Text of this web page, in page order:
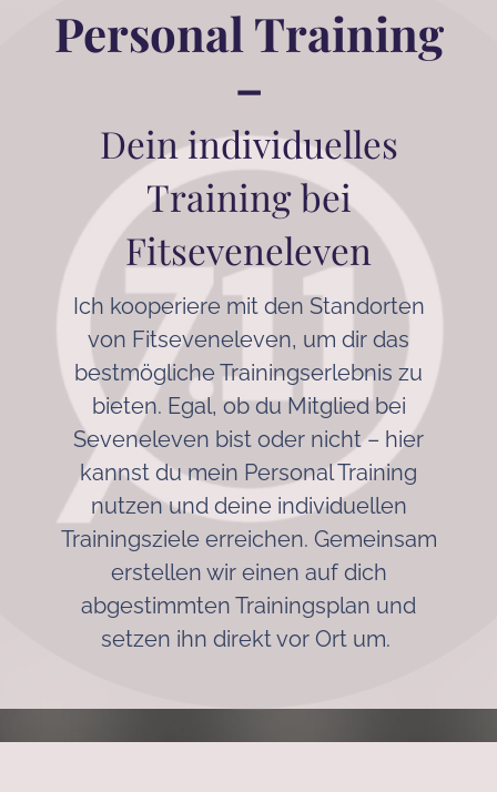
Personal Training
–
Dein individuelles
Training bei
Fitseveneleven
Ich kooperiere mit den Standorten
von Fitseveneleven, um dir das
bestmögliche Trainingserlebnis zu
bieten. Egal, ob du Mitglied bei
Seveneleven bist oder nicht – hier
kannst du mein Personal Training
nutzen und deine individuellen
Trainingsziele erreichen. Gemeinsam
erstellen wir einen auf dich
abgestimmten Trainingsplan und
setzen ihn direkt vor Ort um.